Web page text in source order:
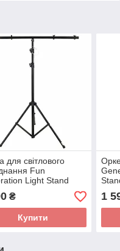
для світлового
Fun
Light Stand
₴
Купити
1